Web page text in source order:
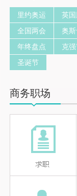
里约奥运 英
全国两会
奥斯
年终盘点
克
圣诞节
商务职场